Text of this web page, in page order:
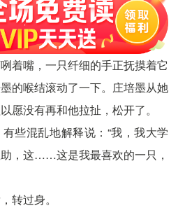
着嘴，一只纤细的手正抚摸着它
的喉结滚动了一下。庄培墨从她
愿没有再和他拉扯，松开了。
些混乱地解释说：“我，我大学
，这……这是我最喜欢的一只，
转过身。